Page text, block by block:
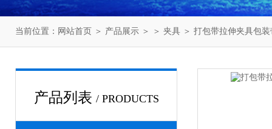
当前位置： 网站首页 ＞ 产品展示 ＞ ＞ 夹具 ＞ 打包带拉伸夹具包
产品列表 / PRODUCTS